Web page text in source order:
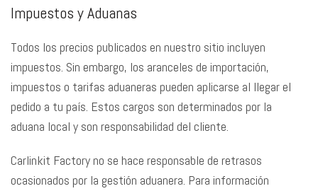
Impuestos y Aduanas
Todos los precios publicados en nuestro sitio incluyen
impuestos. Sin embargo, los aranceles de importación,
impuestos o tarifas aduaneras pueden aplicarse al llegar el
pedido a tu país. Estos cargos son determinados por la
aduana local y son responsabilidad del cliente.
Carlinkit Factory no se hace responsable de retrasos
ocasionados por la gestión aduanera. Para información